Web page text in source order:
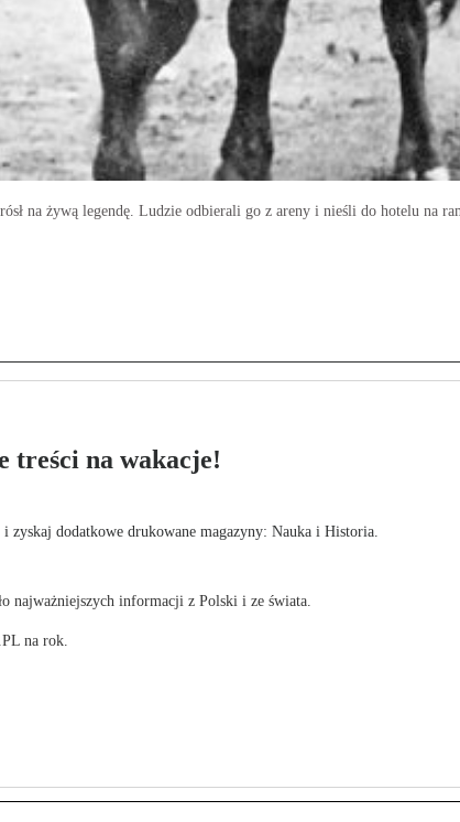
na żywą legendę. Ludzie odbierali go z areny i nieśli do hotelu na
treści na wakacje!
zyskaj dodatkowe drukowane magazyny: Nauka i Historia.
najważniejszych informacji z Polski i ze świata.
na rok.